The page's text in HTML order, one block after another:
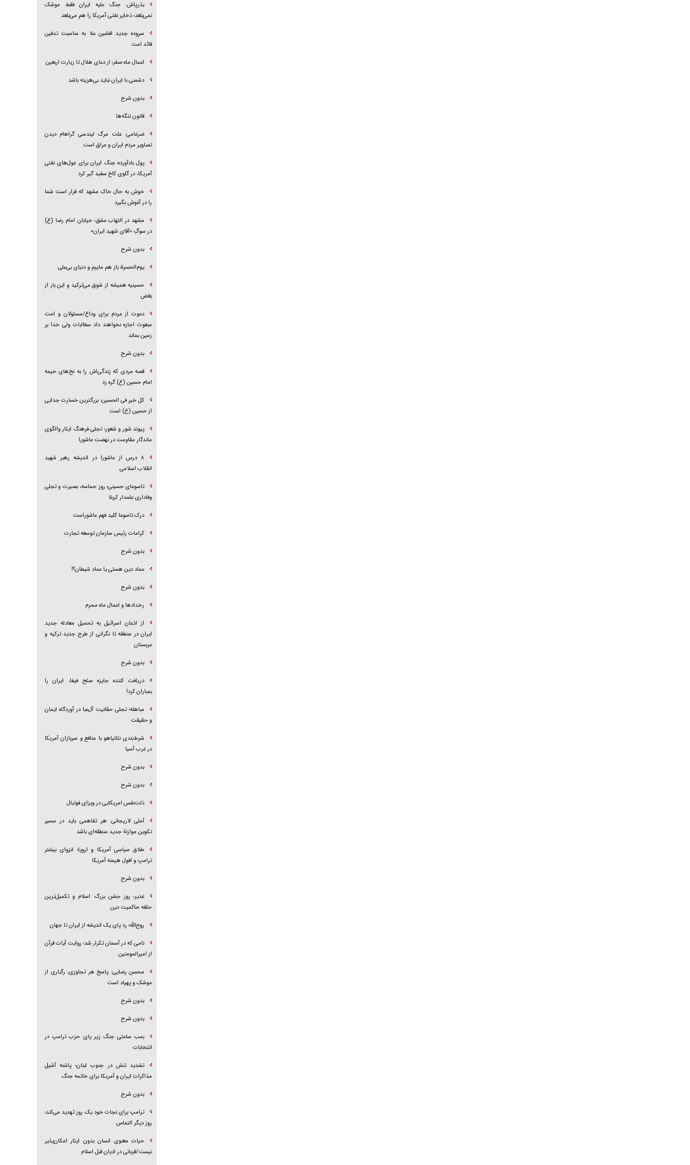
بذرپاش: ‏جنگ علیه ایران فقط موشک
نمی‌بلعد؛ ذخایر نفتی آمریکا را هم می‌بلعد
سروده جدید افشین علا به مناسبت تدفین
قائد امت
اعمال ماه صفر؛ از دعای هلال تا زیارت اربعین
دشمنی با ایران نباید بی‌هزینه باشد
بدون شرح
قانون تنگه‌ها
ضرغامی: علت مرگ لیندسی گراهام دیدن
تصاویر مردم ایران و عراق است
پول بادآورده جنگ ایران برای غول‌های نفتی
آمریکا، در گلوی کاخ سفید گیر کرد
خوش به حال خاک مشهد که قرار است شما
را در آغوش بگیرد
مشهد در التهاب عشق؛ خیابان امام رضا (ع)
در سوگِ «آقای شهید ایران»
بدون شرح
یوم‌الحسرة؛ باز هم ماییم و دنیای بی‌علی
حسینیه همیشه از شوق می‌ترکید و این بار از
بغض
دعوت از مردم برای وداع/مسئولان و امت
مبعوث اجازه نخواهند داد مطالبات ولی خدا بر
زمین بماند
بدون شرح
قصه مردی که زندگی‌اش را به نخ‌های خیمه
امام حسین (ع) گره زد
کل خیر فی الحسین؛ بزرگترین خسارت جدایی
از حسین (ع) است
پیوند شور و شعور؛ تجلی فرهنگ ایثار والگوی
ماندگار مقاومت در نهضت عاشورا
۸ درس از عاشورا در اندیشه رهبر شهید
انقلاب اسلامی
تاسوعای حسینی؛ روز حماسه، بصیرت و تجلی
وفاداری علمدار کربلا
درک تاسوعا کلید فهم عاشوراست
کرامات رئیس سازمان توسعه تجارت
بدون شرح
عماد دین هستی یا عماد شیطان؟!
بدون شرح
رخداد‌ها و اعمال ماه محرم
از اذعان اسرائیل به تحمیل معادله جدید
ایران در منطقه تا نگرانی از طرح جدید ترکیه و
عربستان
بدون شرح
دریافت کننده جایزه صلح فیفا، ایران را
بمباران کرد!
مباهله؛ تجلی حقانیت آل‌عبا در آوردگاه ایمان
و حقیقت
شرط‌بندی نتانیاهو با منافع و سربازان آمریکا
در غرب آسیا
بدون شرح
بدون شرح
ذلت‌نفس امریکایی در ویزای فوتبال
آملی لاریجانی: هر تفاهمی باید در مسیر
تکوین موازنۀ جدید منطقه‌ای باشد
طلاق سیاسی آمریکا و اروپا؛ انزوای بیشتر
ترامپ و افول هیمنه آمریکا
بدون شرح
غدیر؛ روز جشن بزرگ اسلام و تکمیل‌ترین
حلقه حاکمیت دین
روح‌الله؛ رد پای یک اندیشه از ایران تا جهان
نامی که در آسمان تکرار شد؛ روایت آیات قرآن
از امیرالمومنین
محسن رضایی: پاسخ هر تجاوزی، رگباری از
موشک و پهپاد است
بدون شرح
بدون شرح
بمب ساعتی جنگ زیر پای حزب ترام‍پ در
انتخابات
تشدید تنش در جنوب لبنان؛ پاشنه آشیل
مذاکرات ایران و آمریکا برای خاتمه جنگ
بدون شرح
ترامپ برای نجات خود یک روز تهدید می‌کند؛
روز دیگر التماس
حیات معنوی انسان بدون ایثار امکان‌پذیر
نیست/قربانی در ادیان قبل اسلام